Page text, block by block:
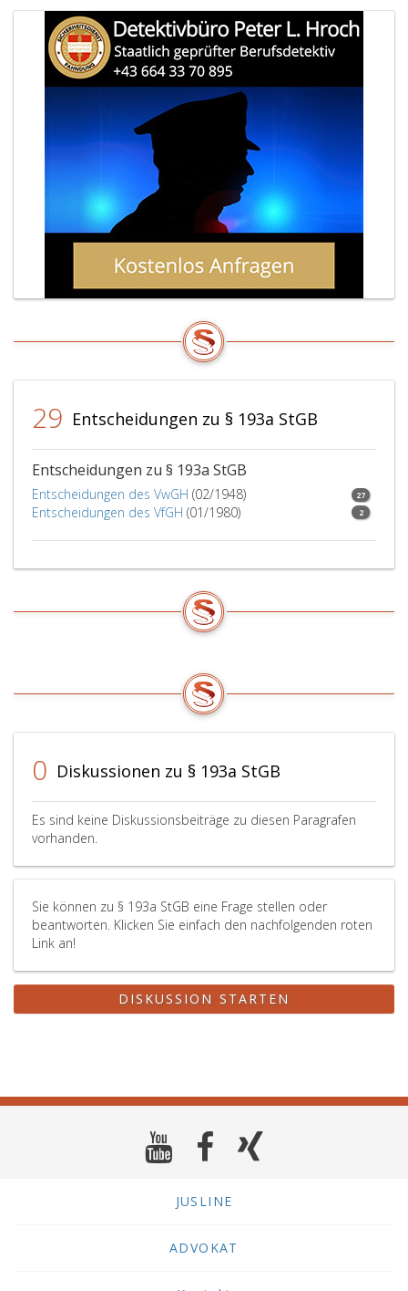
29 Entscheidungen zu § 193a StGB
Entscheidungen zu § 193a StGB
Entscheidungen des VwGH (02/1948) 27
Entscheidungen des VfGH (01/1980) 2
0 Diskussionen zu § 193a StGB
Es sind keine Diskussionsbeiträge zu diesen Paragrafen
vorhanden.
Sie können zu § 193a StGB eine Frage stellen oder
beantworten. Klicken Sie einfach den nachfolgenden roten
Link an!
DISKUSSION STARTEN
JUSLINE
ADVOKAT